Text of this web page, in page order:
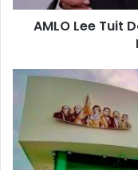
De
AMLO Lee Tuit
AMLO
Presume
Pronta
Inauguración
Del
Banco